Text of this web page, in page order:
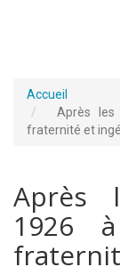
Accueil
Après les
fraternité et
Après
1926